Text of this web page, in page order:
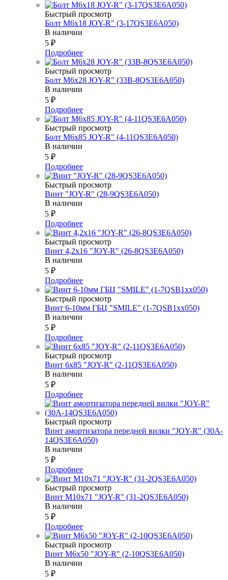
Быстрый просмотр
Болт М6х18 JOY-R" (3-17QS3E6A050)
В наличии
5 ₽
Подробнее
Быстрый просмотр
Болт М6х28 JOY-R" (33В-8QS3E6A050)
В наличии
5 ₽
Подробнее
Быстрый просмотр
Болт М6х85 JOY-R" (4-11QS3E6A050)
В наличии
5 ₽
Подробнее
Быстрый просмотр
Винт "JOY-R" (28-9QS3E6A050)
В наличии
5 ₽
Подробнее
Быстрый просмотр
Винт 4,2х16 "JOY-R" (26-8QS3E6A050)
В наличии
5 ₽
Подробнее
Быстрый просмотр
Винт 6-10мм ГБЦ "SMILE" (1-7QSB1xx050)
В наличии
5 ₽
Подробнее
Быстрый просмотр
Винт 6х85 "JOY-R" (2-11QS3E6A050)
В наличии
5 ₽
Подробнее
Быстрый просмотр
Винт амортизатора передней вилки "JOY-R" (30A-
14QS3E6A050)
В наличии
5 ₽
Подробнее
Быстрый просмотр
Винт М10х71 "JOY-R" (31-2QS3E6A050)
В наличии
5 ₽
Подробнее
Быстрый просмотр
Винт М6х50 "JOY-R" (2-10QS3E6A050)
В наличии
5 ₽